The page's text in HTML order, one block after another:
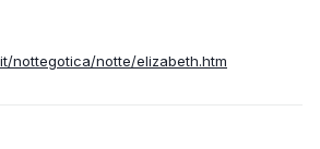
nottegotica/notte/elizabeth.htm